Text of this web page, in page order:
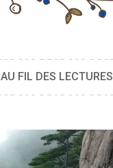
AU FIL DES LECTURES